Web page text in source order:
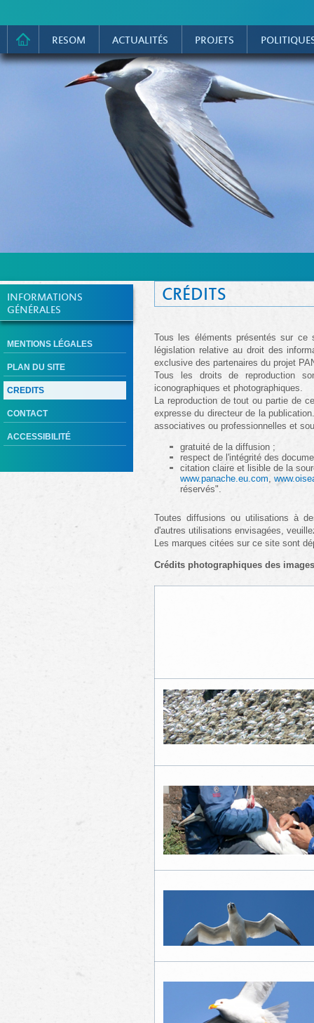
RESOM ACTUALITÉS PROJETS
INFORMATIONS
GÉNÉRALES
MENTIONS LÉGALES
PLAN DU SITE
CREDITS
CONTACT
ACCESSIBILITÉ
CRÉDITS
Tous les éléments présentés sur ce
législation relative au droit des
exclusive des partenaires du projet
Tous les droits de reproduction
iconographiques et photographiques.
La reproduction de tout ou partie de
expresse du directeur de la
associatives ou professionnelles et
gratuité de la diffusion ;
respect de l'intégrité des
citation claire et lisible de la
www.panache.eu.com,
réservés".
Toutes diffusions ou utilisations à
d'autres utilisations envisagées,
Les marques citées sur ce site sont
Crédits photographiques des